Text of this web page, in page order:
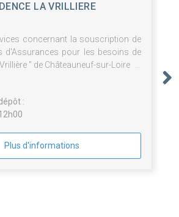
LA VRILLIERE
concernant la souscription de
d'Assurances pour les besoins de
Vrillière " de Châteauneuf-sur-Loire
:
Plus d'informations